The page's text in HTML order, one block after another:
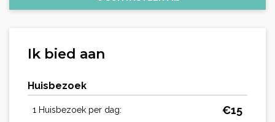
Ik bied aan
Huisbezoek
1 Huisbezoek per dag: €15